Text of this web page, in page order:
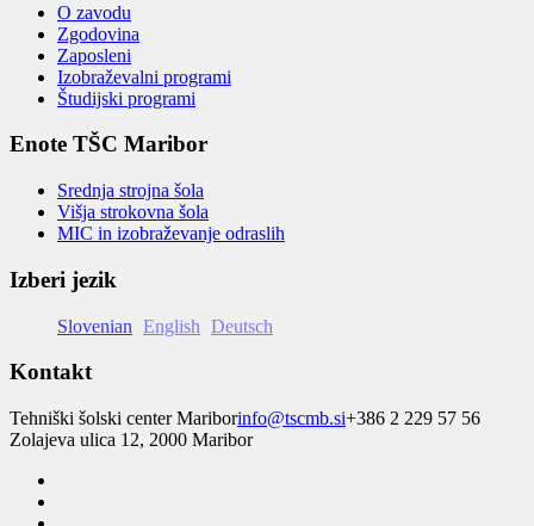
O zavodu
Zgodovina
Zaposleni
Izobraževalni programi
Študijski programi
Enote TŠC Maribor
Srednja strojna šola
Višja strokovna šola
MIC in izobraževanje odraslih
Izberi jezik
Slovenian English Deutsch
Kontakt
Tehniški šolski center Mariborinfo@tscmb.si+386 2 229 57 56
Zolajeva ulica 12, 2000 Maribor